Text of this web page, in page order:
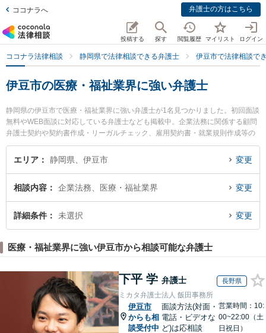
ココナラへ 弁護士の方はこちら
投稿する 探す 閲覧履歴 マイリスト ログイン
ココナラ法律相談 静岡県で法律相談できる弁護士 伊豆市で法律相談で
伊豆市の医療・福祉業界に強い弁護士
静岡県の伊豆市で医療・福祉業界に強い弁護士が1名見つかりました。初回面談
無料やWEB面談に対応している弁護士なども掲載中。企業法務に関係する顧問
弁護士契約や契約書作成・リーガルチェック、雇用契約書・就業規則作成等の
細かな分野での絞り込み検索もでき便利です。特に修善寺法律事務所の吉田 朋
師弁護士のプロフィール情報や弁護士費用、強みなどが注目されています。
検索したい』『初回相談無料で医療・福祉業界を法律相談できる伊豆市内の弁
護士に相談予約したい』などでお困りの相談者さんにおすすめです。
エリア 静岡県、伊豆市 変更
相談内容 企業法務、医療・福祉業界 変更
詳細条件 未選択 変更
医療・福祉業界に強い伊豆市から相談可能な弁護士
下平 学 弁護士 長野県
ミカタ弁護士法人 飯田事務所
伊豆市
からも相
談受付中
面談方法(対面・
電話・ビデオな
ど)は応相談
営業時間：10:
00~22:00（土
日祝日）